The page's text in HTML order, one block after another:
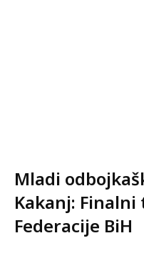
Mladi
Kakanj:
Federacije BiH